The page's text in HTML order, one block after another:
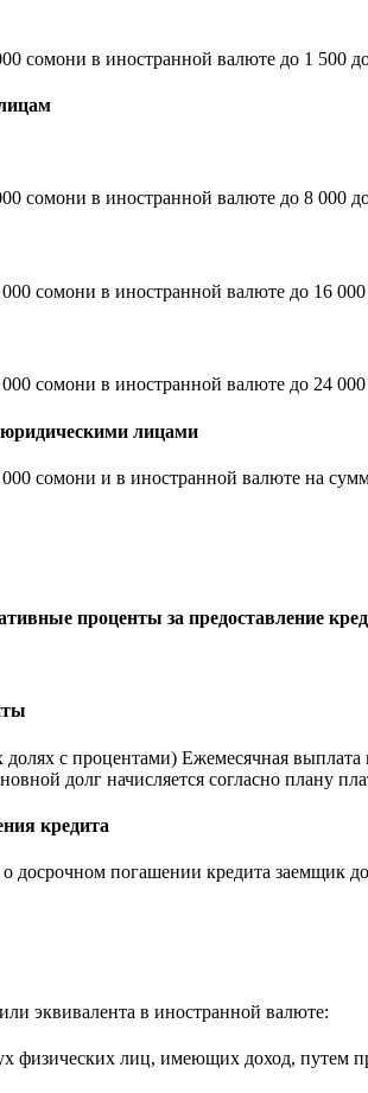
сомони в иностранной валюте до 1 500
сомони в иностранной валюте до 8 000
сомони в иностранной валюте до 16
сомони в иностранной валюте до 24
лицами
сомони и в иностранной валюте на
проценты за предоставление
с процентами) Ежемесячная
долг начисляется согласно плану
кредита
досрочном погашении кредита заемщик
эквивалента в иностранной валюте:
физических лиц, имеющих доход,